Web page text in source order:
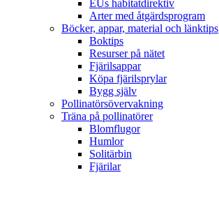
EUs habitatdirektiv
Arter med åtgärdsprogram
Böcker, appar, material och länktips
Boktips
Resurser på nätet
Fjärilsappar
Köpa fjärilsprylar
Bygg själv
Pollinatörsövervakning
Träna på pollinatörer
Blomflugor
Humlor
Solitärbin
Fjärilar